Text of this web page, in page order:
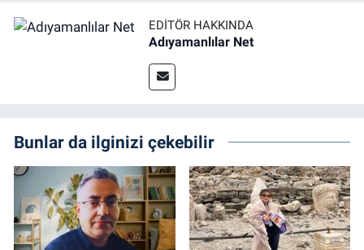
EDITÖR HAKKINDA
Adıyamanlılar Net
Bunlar da ilginizi çekebilir